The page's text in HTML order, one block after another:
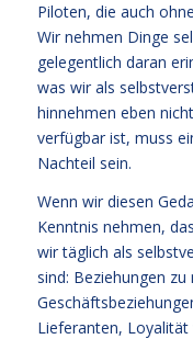
Piloten, die auch
Wir nehmen Dinge
gelegentlich daran
was wir als
hinnehmen eben
verfügbar ist, muss
Nachteil sein.
Wenn wir diesen
Kenntnis nehmen,
wir täglich als
sind: Beziehungen
Lieferanten,